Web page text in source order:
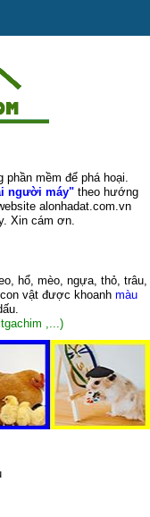
phần mềm để phá hoại.
người máy"theo hướng
alonhadat.com.vn
Xin cám ơn.
hổ, mèo, ngựa, thỏ, trâu,
con vật được khoanh màu
,...)